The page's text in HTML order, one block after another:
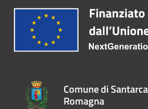
Comune di
Romagna